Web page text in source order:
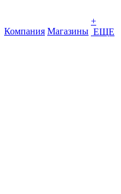
Компания Магазины
+
ЕЩЕ